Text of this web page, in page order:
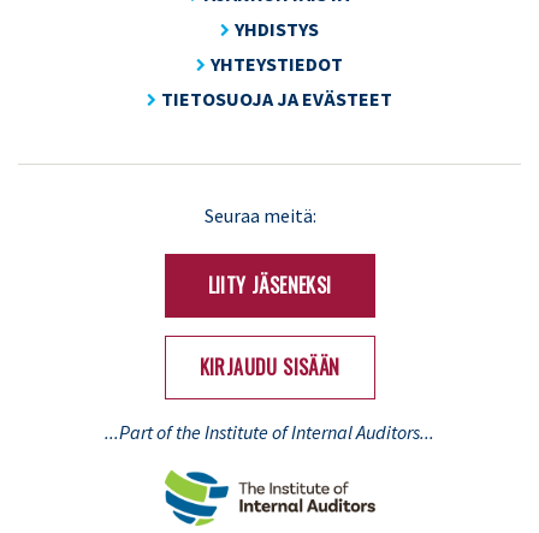
YHDISTYS
YHTEYSTIEDOT
TIETOSUOJA JA EVÄSTEET
Seuraa meitä:
LIITY JÄSENEKSI
KIRJAUDU SISÄÄN
...Part of the Institute of Internal Auditors...